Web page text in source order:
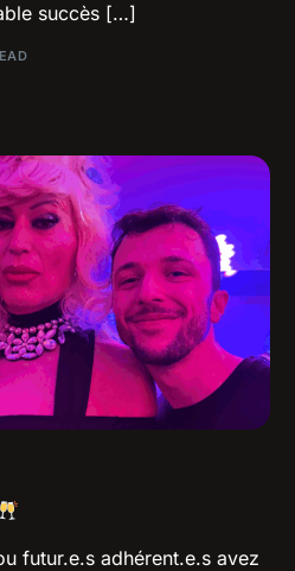
succès […]
futur.e.s adhérent.e.s avez